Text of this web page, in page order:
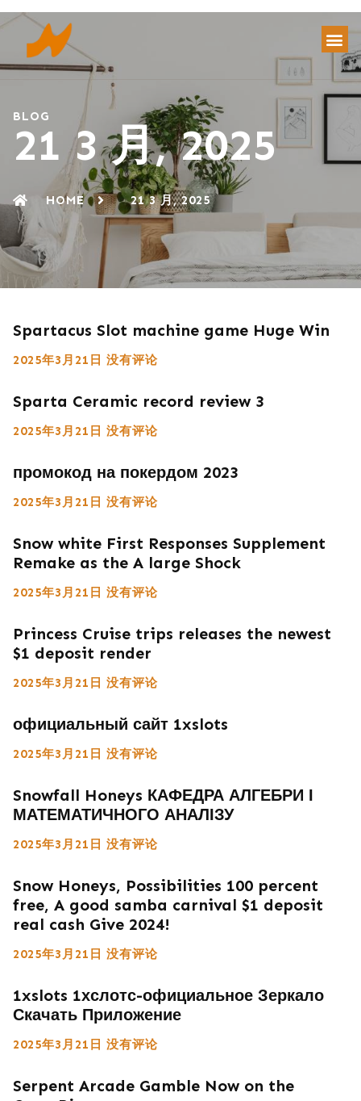
BLOG
21 3 月, 2025
HOME 21 3 月, 2025
Spartacus Slot machine game Huge Win
2025年3月21日 没有评论
Sparta Ceramic record review 3
2025年3月21日 没有评论
промокод на покердом 2023
2025年3月21日 没有评论
Snow white First Responses Supplement
Remake as the A large Shock
2025年3月21日 没有评论
Princess Cruise trips releases the newest
$1 deposit render
2025年3月21日 没有评论
официальный сайт 1xslots
2025年3月21日 没有评论
Snowfall Honeys КАФЕДРА АЛГЕБРИ І
МАТЕМАТИЧНОГО АНАЛІЗУ
2025年3月21日 没有评论
Snow Honeys, Possibilities 100 percent
free, A good samba carnival $1 deposit
real cash Give 2024!
2025年3月21日 没有评论
1xslots 1хслотс-официальное Зеркало
Скачать Приложение
2025年3月21日 没有评论
Serpent Arcade Gamble Now on the